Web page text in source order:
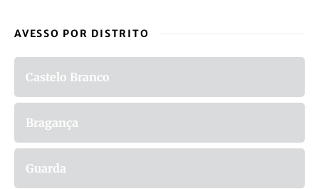
AVESSO POR DISTRITO
Castelo Branco
Bragança
Guarda